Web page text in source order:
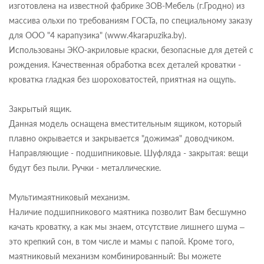
изготовлена на известной фабрике ЗОВ-Мебель (г.Гродно) из
массива ольхи по требованиям ГОСТа, по специальному заказу
для ООО "4 карапузика" (www.4karapuzika.by).
Использованы ЭКО-акриловые краски, безопасные для детей с
рождения. Качественная обработка всех деталей кроватки -
кроватка гладкая без шороховатостей, приятная на ощупь.
Закрытый ящик.
Данная модель оснащена вместительным ящиком, который
плавно окрывается и закрывается "дожимая" доводчиком.
Направляющие - подшипниковые. Шуфляда - закрытая: вещи
будут без пыли. Ручки - металлические.
Мультимаятниковый механизм.
Наличие подшипникового маятника позволит Вам бесшумно
качать кроватку, а как мы знаем, отсутствие лишнего шума –
это крепкий сон, в том числе и мамы с папой. Кроме того,
маятниковый механизм комбинированный: Вы можете